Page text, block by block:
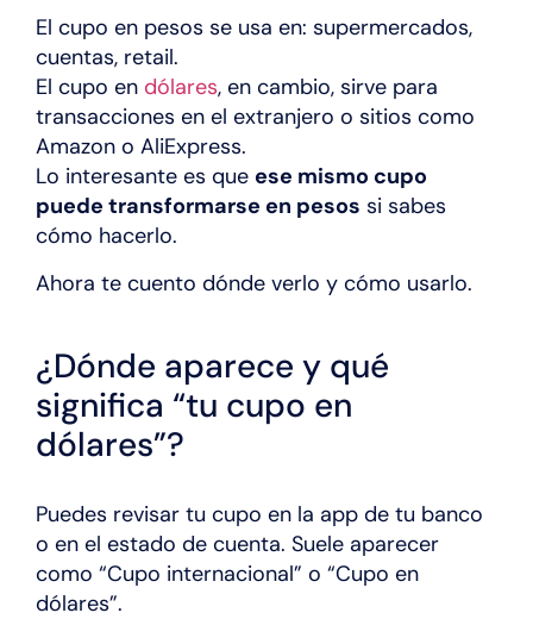
El cupo en pesos se usa en: supermercados,
cuentas, retail.
El cupo en dólares, en cambio, sirve para
transacciones en el extranjero o sitios como
Amazon o AliExpress.
Lo interesante es que ese mismo cupo
puede transformarse en pesos si sabes
cómo hacerlo.
Ahora te cuento dónde verlo y cómo usarlo.
¿Dónde aparece y qué
significa “tu cupo en
dólares”?
Puedes revisar tu cupo en la app de tu banco
o en el estado de cuenta. Suele aparecer
como “Cupo internacional” o “Cupo en
dólares”.